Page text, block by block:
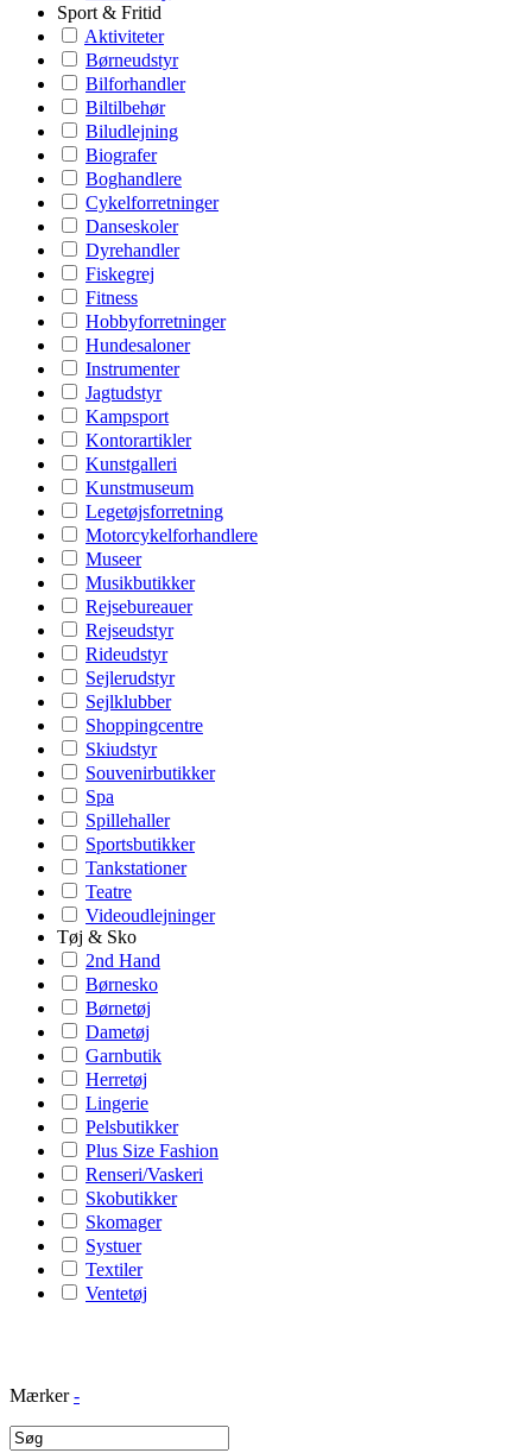
Sport & Fritid
Aktiviteter
Børneudstyr
Bilforhandler
Biltilbehør
Biludlejning
Biografer
Boghandlere
Cykelforretninger
Danseskoler
Dyrehandler
Fiskegrej
Fitness
Hobbyforretninger
Hundesaloner
Instrumenter
Jagtudstyr
Kampsport
Kontorartikler
Kunstgalleri
Kunstmuseum
Legetøjsforretning
Motorcykelforhandlere
Museer
Musikbutikker
Rejsebureauer
Rejseudstyr
Rideudstyr
Sejlerudstyr
Sejlklubber
Shoppingcentre
Skiudstyr
Souvenirbutikker
Spa
Spillehaller
Sportsbutikker
Tankstationer
Teatre
Videoudlejninger
Tøj & Sko
2nd Hand
Børnesko
Børnetøj
Dametøj
Garnbutik
Herretøj
Lingerie
Pelsbutikker
Plus Size Fashion
Renseri/Vaskeri
Skobutikker
Skomager
Systuer
Textiler
Ventetøj
Mærker -